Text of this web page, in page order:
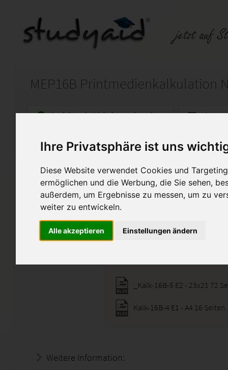
Ihre Privatsphäre ist uns
Diese Website verwendet Cookies und
ermöglichen und die Werbung, die Sie sehen,
außerdem, um Ergebnisse zu messen, um zu
weiter zu entwickeln.
Alle akzeptieren Einstellungen ändern
MEP16B Printmedienkalkulation
Auf StudyAid.de verkaufen
Startseite Kreativität und Medien
Medienproduktion
Hier biete ich die
Einsendeaufgabe MEP16B
Print SGD an.
_Kalk-16B-5 E2 - 23x21 72
Kalk-16B-4 E1 - A4 16
Weitere Information: